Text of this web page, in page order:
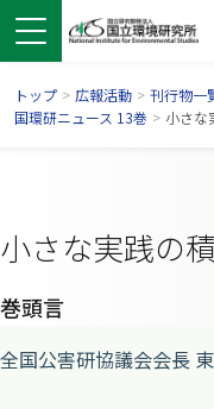
トップ > 広報活動 > 刊行物一
国環研ニュース 13巻 > 小さな
小さな実践の
巻頭言
全国公害研協議会会長